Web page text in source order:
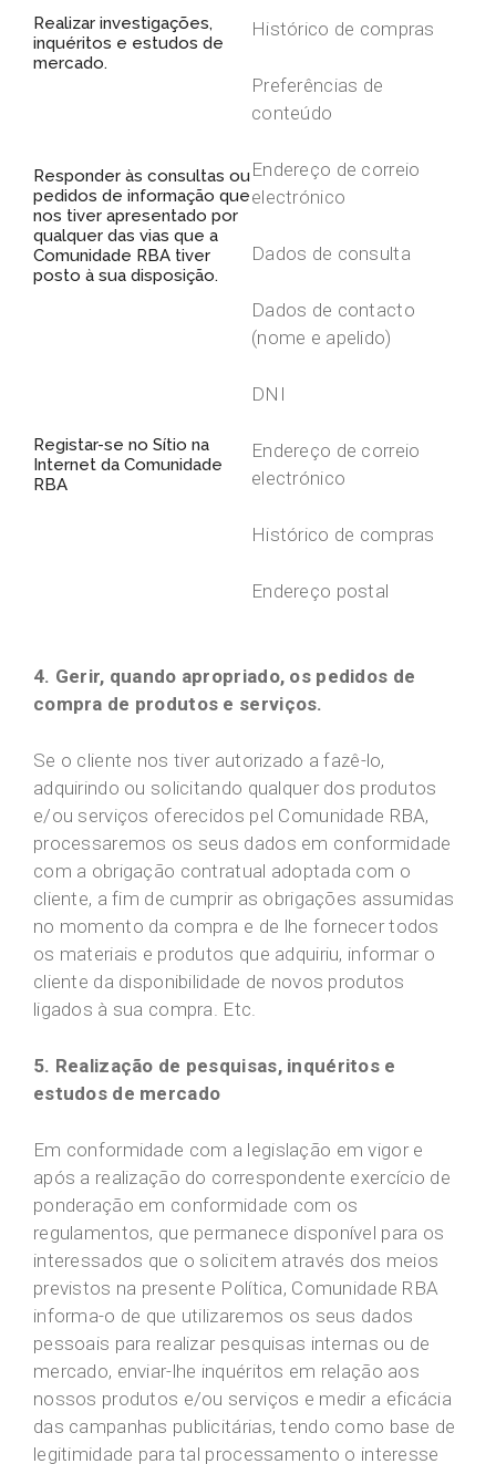
Realizar investigações,
inquéritos e estudos de
mercado.
Histórico de compras
Preferências de
conteúdo
Responder às consultas ou
pedidos de informação que
nos tiver apresentado por
qualquer das vias que a
Comunidade RBA tiver
posto à sua disposição.
Endereço de correio
electrónico
Dados de consulta
Registar-se no Sítio na
Internet da Comunidade
RBA
Dados de contacto
(nome e apelido)
DNI
Endereço de correio
electrónico
Histórico de compras
Endereço postal
4. Gerir, quando apropriado, os pedidos de
compra de produtos e serviços.
Se o cliente nos tiver autorizado a fazê-lo,
adquirindo ou solicitando qualquer dos produtos
e/ou serviços oferecidos pel Comunidade RBA,
processaremos os seus dados em conformidade
com a obrigação contratual adoptada com o
cliente, a fim de cumprir as obrigações assumidas
no momento da compra e de lhe fornecer todos
os materiais e produtos que adquiriu, informar o
cliente da disponibilidade de novos produtos
ligados à sua compra. Etc.
5. Realização de pesquisas, inquéritos e
estudos de mercado
Em conformidade com a legislação em vigor e
após a realização do correspondente exercício de
ponderação em conformidade com os
regulamentos, que permanece disponível para os
interessados que o solicitem através dos meios
previstos na presente Política, Comunidade RBA
informa-o de que utilizaremos os seus dados
pessoais para realizar pesquisas internas ou de
mercado, enviar-lhe inquéritos em relação aos
nossos produtos e/ou serviços e medir a eficácia
das campanhas publicitárias, tendo como base de
legitimidade para tal processamento o interesse